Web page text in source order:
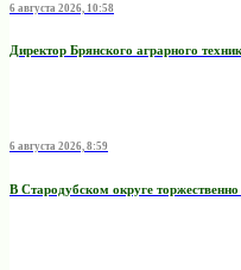
6 августа 2026, 10:58
Директор Брянского аграрного
6 августа 2026, 8:59
В Стародубском округе